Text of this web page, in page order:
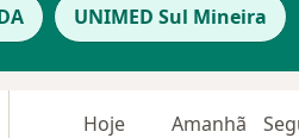
UNIMED Sul Mineira
Hoje Amanhã